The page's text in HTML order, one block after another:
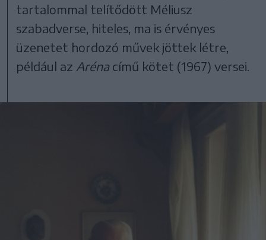
tartalommal telítődött Méliusz
szabadverse, hiteles, ma is érvényes
üzenetet hordozó művek jöttek létre,
például az Arénacímű kötet (1967) versei.